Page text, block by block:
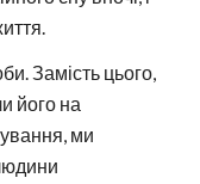
Замість цього,
його на
ми